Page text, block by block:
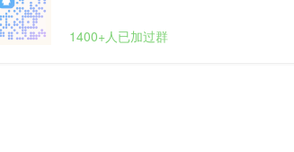
1400+人已加过群